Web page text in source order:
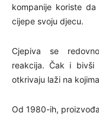
kompanije koriste
cijepe svoju djecu.
Cjepiva se
reakcija. Čak i bivši
otkrivaju laži na
Od 1980-ih,